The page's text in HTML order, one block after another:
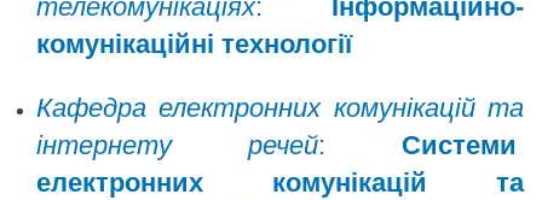
телекомунікаціях:
Інформаційно-
комунікаційні технології
Кафедра електронних комунікацій та
інтернету речей:
Системи
електронних комунікацій та